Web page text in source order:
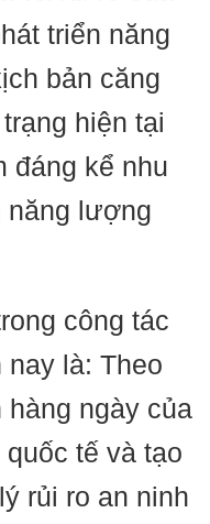
triển năng
bản căng
hiện tại
đáng kể nhu
năng lượng
công tác
nay là: Theo
ngày của
tế và tạo
rủi ro an ninh